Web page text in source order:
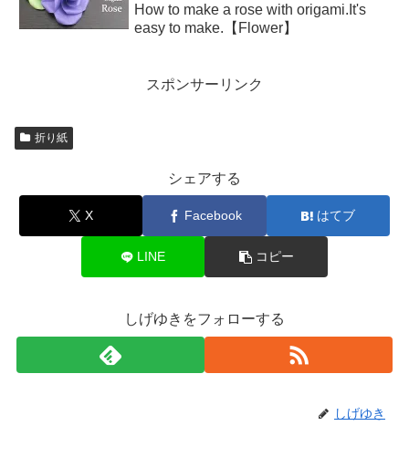
How to make a rose with origami.It's
easy to make.【Flower】
スポンサーリンク
折り紙
シェアする
X Facebook はてブ
LINE コピー
しげゆきをフォローする
しげゆき